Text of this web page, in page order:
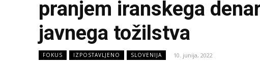
pranjem iranskega
javnega tožilstva
FOKUS IZPOSTAVLJENO SLOVENIJA 10. junija, 2022